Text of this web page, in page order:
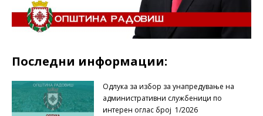
Последни информации:
Одлука за избор за унапредување на
административни службеници по
интерен оглас број 1/2026